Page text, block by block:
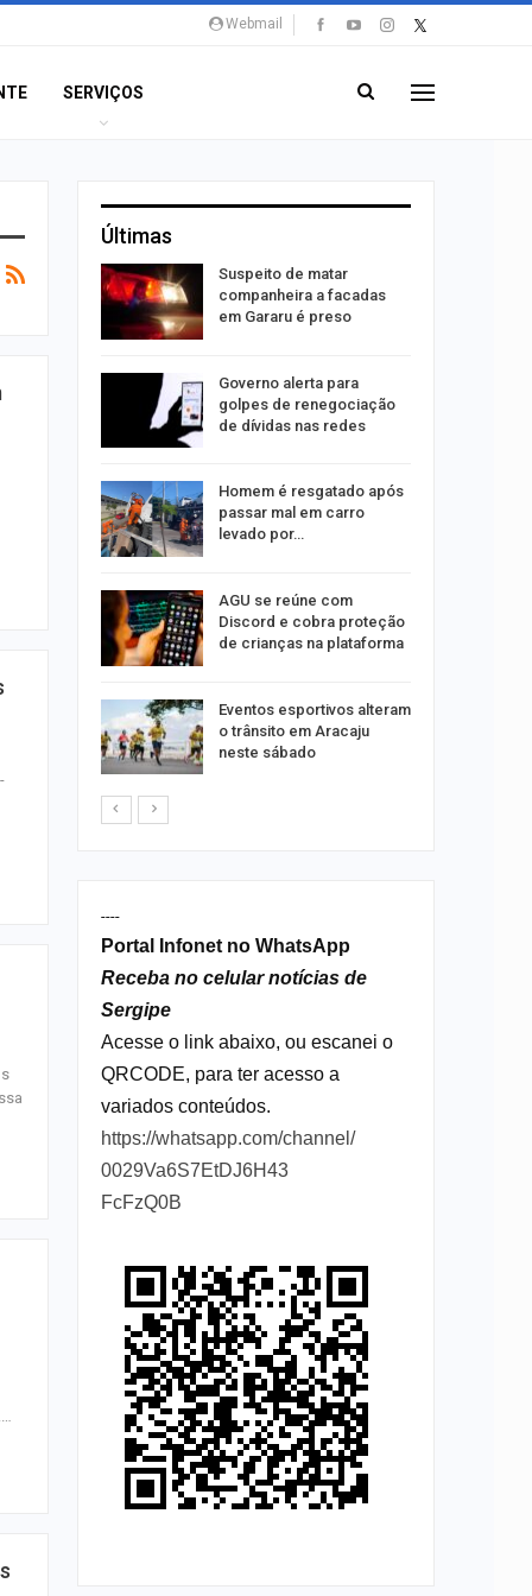
Webmail
SERVIÇOS
Últimas
para
Suspeito de matar
companheira a facadas
em Gararu é preso
Governo alerta para
golpes de renegociação
de dívidas nas redes
Homem é resgatado após
passar mal em carro
levado por…
AGU se reúne com
Discord e cobra proteção
de crianças na plataforma
Eventos esportivos alteram
o trânsito em Aracaju
neste sábado
----
Portal Infonet no WhatsApp
Receba no celular notícias de
Sergipe
Acesse o link abaixo, ou escanei o
QRCODE, para ter acesso a
variados conteúdos.
https://whatsapp.com/channel/
0029Va6S7EtDJ6H43
FcFzQ0B